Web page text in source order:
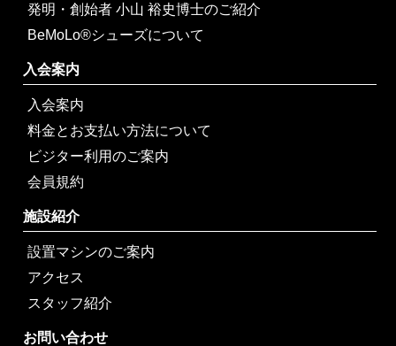
発明・創始者 小山 裕史博士のご紹介
BeMoLo®シューズについて
入会案内
入会案内
料金とお支払い方法について
ビジター利用のご案内
会員規約
施設紹介
設置マシンのご案内
アクセス
スタッフ紹介
お問い合わせ